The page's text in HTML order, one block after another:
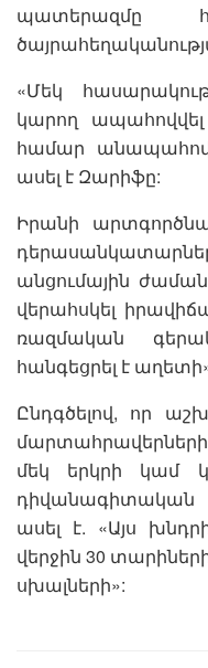
պատերազմը
«Մեկ
կարող ապահովվել
համար
ասել է Զարիֆը:
Իրանի
անցումային
վերահսկել
ռազմական
հանգեցրել է
Ընդգծելով, որ
մարտահրավերների,
մեկ երկրի կամ
դիվանագիտական
ասել է. «Այս
վերջին 30
սխալների»: